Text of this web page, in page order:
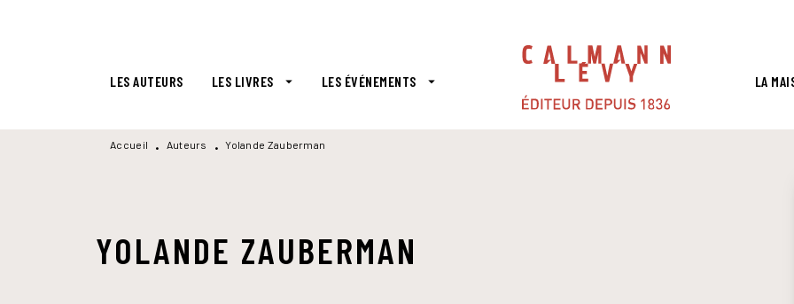
LES AUTEURS LES LIVRES arrow_drop_down LES ÉVÉNEMENTS arrow_drop_down LA
Accueil • Auteurs • Yolande Zauberman
YOLANDE ZAUBERMAN